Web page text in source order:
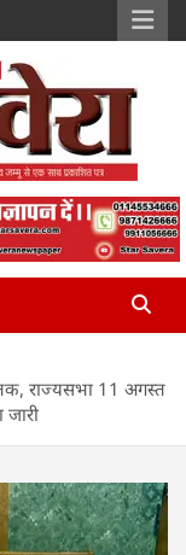
राज्यसभा 11 अगस्त